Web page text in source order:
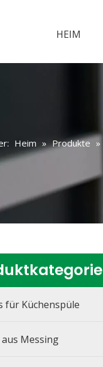
HEIM
Heim » Produkte »
für Küchenspüle
Messing